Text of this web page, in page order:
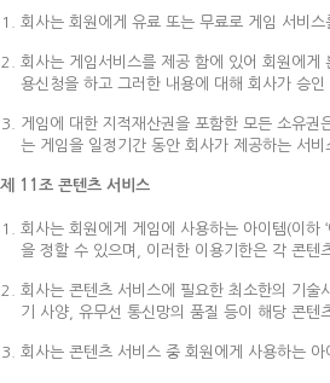
회사는 회원에게 유료 또는 무료로 게임 서비
회사는 게임서비스를 제공 함에 있어 회원에
용신청을 하고 그러한 내용에 대해 회사가 승인
게임에 대한 지적재산권을 포함한 모든 소유
는 게임을 일정기간 동안 회사가 제공하는 서
제 11조 콘텐츠 서비스
회사는 회원에게 게임에 사용하는 아이템(이하
을 정할 수 있으며, 이러한 이용기한은 각 콘텐
회사는 콘텐츠 서비스에 필요한 최소한의 기
기 사양, 유무선 통신망의 품질 등이 해당 콘텐
회사는 콘텐츠 서비스 중 회원에게 사용하는